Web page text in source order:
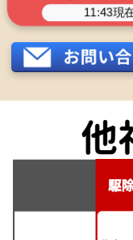
11:43現